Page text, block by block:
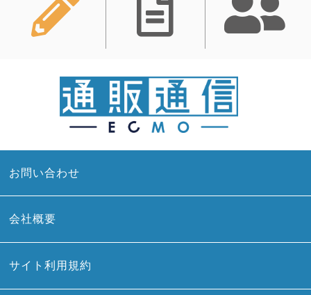
お問い合わせ
会社概要
サイト利用規約